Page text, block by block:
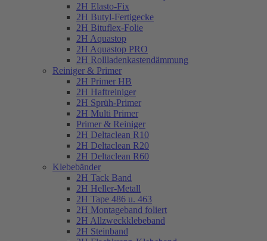
2H Elasto-Fix
2H Butyl-Fertigecke
2H Bituflex-Folie
2H Aquastop
2H Aquastop PRO
2H Rollladenkastendämmung
Reiniger & Primer
2H Primer HB
2H Haftreiniger
2H Sprüh-Primer
2H Multi Primer
Primer & Reiniger
2H Deltaclean R10
2H Deltaclean R20
2H Deltaclean R60
Klebebänder
2H Tack Band
2H Heller-Metall
2H Tape 486 u. 463
2H Montageband foliert
2H Allzweckklebeband
2H Steinband